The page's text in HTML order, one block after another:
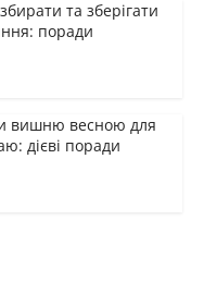
та зберігати
поради
вишню весною для
дієві поради